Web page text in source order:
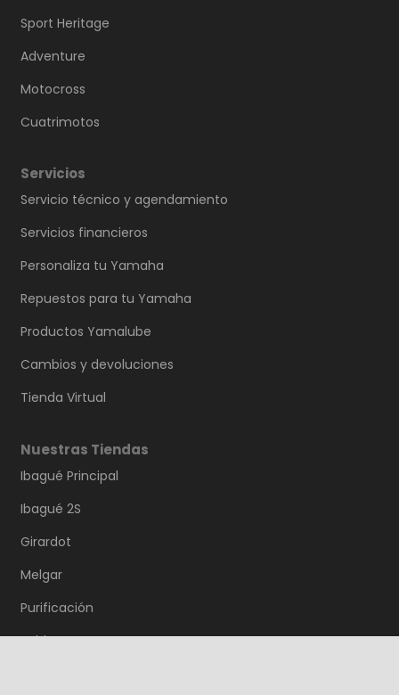
Sport Heritage
Adventure
Motocross
Cuatrimotos
Servicios
Servicio técnico y agendamiento
Servicios financieros
Personaliza tu Yamaha
Repuestos para tu Yamaha
Productos Yamalube
Cambios y devoluciones
Tienda Virtual
Nuestras Tiendas
Ibagué Principal
Ibagué 2S
Girardot
Melgar
Purificación
Saldaña